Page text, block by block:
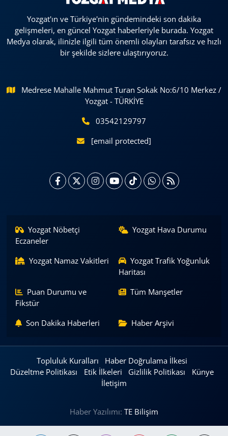
Yozgat'ın ve Türkiye'nin gündemindeki son dakika
gelişmeleri, en güncel Yozgat haberleriyle burada. Yozgat
Medya olarak, ilinizle ilgili tüm önemli olayları tarafsız ve hızlı
bir şekilde sizlere ulaştırıyoruz.
Medrese Mahalle Mahmut Turan Sokak No:6/10 Merkez /
Yozgat - TÜRKİYE
03542129797
[email protected]
Yozgat Nöbetçi
Eczaneler
Yozgat Hava Durumu
Yozgat Namaz Vakitleri
Yozgat Trafik Yoğunluk
Haritası
Puan Durumu ve
Fikstür
Tüm Manşetler
Son Dakika Haberleri Haber Arşivi
Topluluk Kuralları
Haber Doğrulama İlkesi
Düzeltme Politikası
Etik İlkeleri Gizlilik Politikası
Künye
İletişim
Haber Yazılımı: TE Bilişim